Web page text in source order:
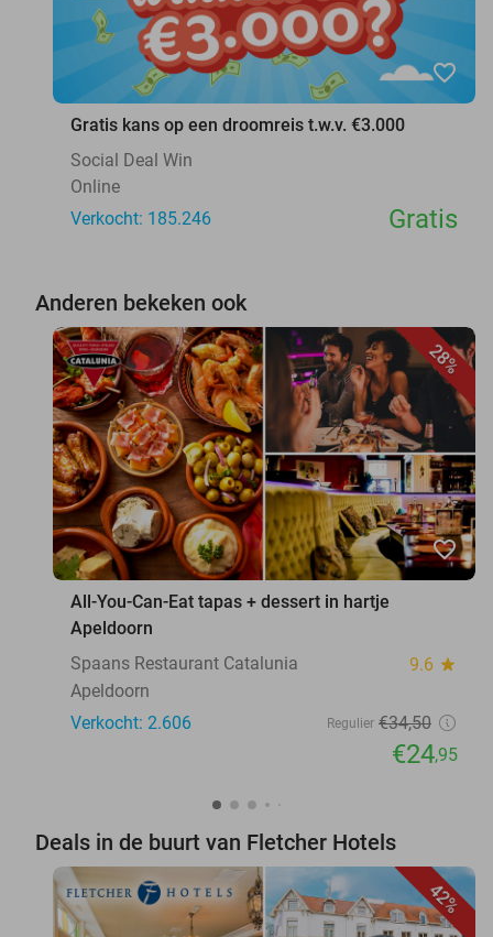
favorite_border
Gratis kans op een droomreis t.w.v. €3.000
Social Deal Win
Online
Verkocht: 185.246
Gratis
Anderen bekeken ook
28%
favorite_border
All-You-Can-Eat tapas + dessert in hartje
Apeldoorn
Spaans Restaurant Catalunia
9.6 star
Apeldoorn
Verkocht: 2.606
Regulier €34,50
€24,95
Deals in de buurt van Fletcher Hotels
42%